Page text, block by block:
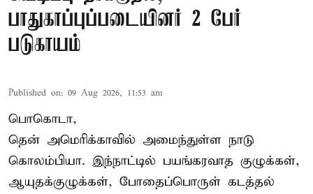
பாதுகாப்புப்படையினர் 2 பேர்
படுகாயம்
Published on: 09 Aug 2026, 11:53 am
பொகொடா,
தென் அமெரிக்காவில் அமைந்துள்ள நாடு
கொலம்பியா. இந்நாட்டில் பயங்கரவாத குழுக்கள்,
ஆயுதக்குழுக்கள், போதைப்பொருள் கடத்தல்